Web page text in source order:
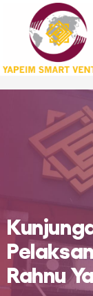
Rahnu